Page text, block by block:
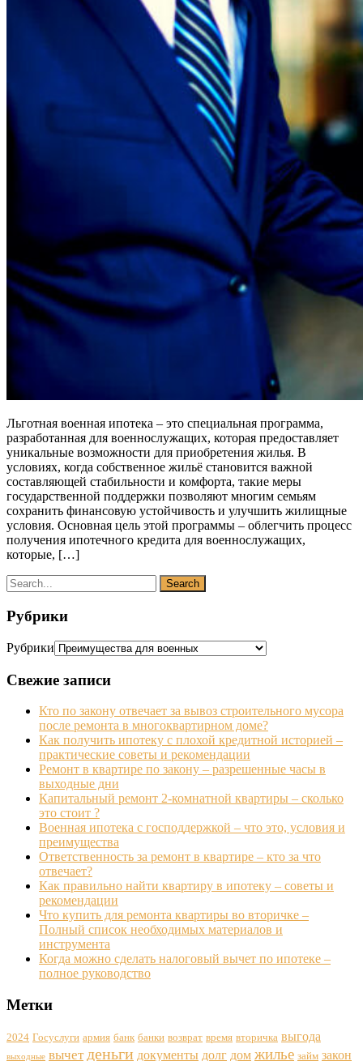
Льготная военная ипотека – это специальная программа,
разработанная для военнослужащих, которая предоставляет
уникальные возможности для приобретения жилья. В
условиях, когда собственное жильё становится важной
составляющей стабильности и комфорта, такие меры
государственной поддержки позволяют многим семьям
сохранить финансовую устойчивость и улучшить жилищные
условия. Основная цель этой программы – облегчить процесс
получения ипотечного кредита для военнослужащих,
которые, […]
Рубрики
Рубрики
Свежие записи
Кто по закону отвечает за вывоз строительного мусора
после ремонта в многоквартирном доме?
Как получить ипотеку с плохой кредитной историей –
практические советы и рекомендации
Ремонт в квартире по закону – разрешенные часы в
выходные дни
Капитальный ремонт 2-комнатной квартиры – сколько
это стоит ?
Военная ипотека с господдержкой – что это, условия и
преимущества
Ответственность за ремонт в квартире – кто за что
отвечает?
Как правильно найти квартиру в ипотеку – советы и
рекомендации
Что купить для ремонта квартиры во вторичке –
Полный список необходимых материалов и
инструмента
Когда можно сделать налоговый вычет по ипотеке –
полное руководство
Метки
2024 Госуслуги армия банк банки возврат время вторичка выгода
выходные вычет деньги документы долг дом жилье займ закон